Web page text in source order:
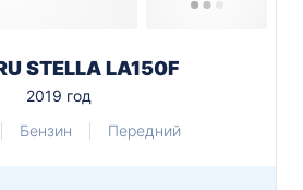
STELLA LA150F
2019 год
Бензин Передний